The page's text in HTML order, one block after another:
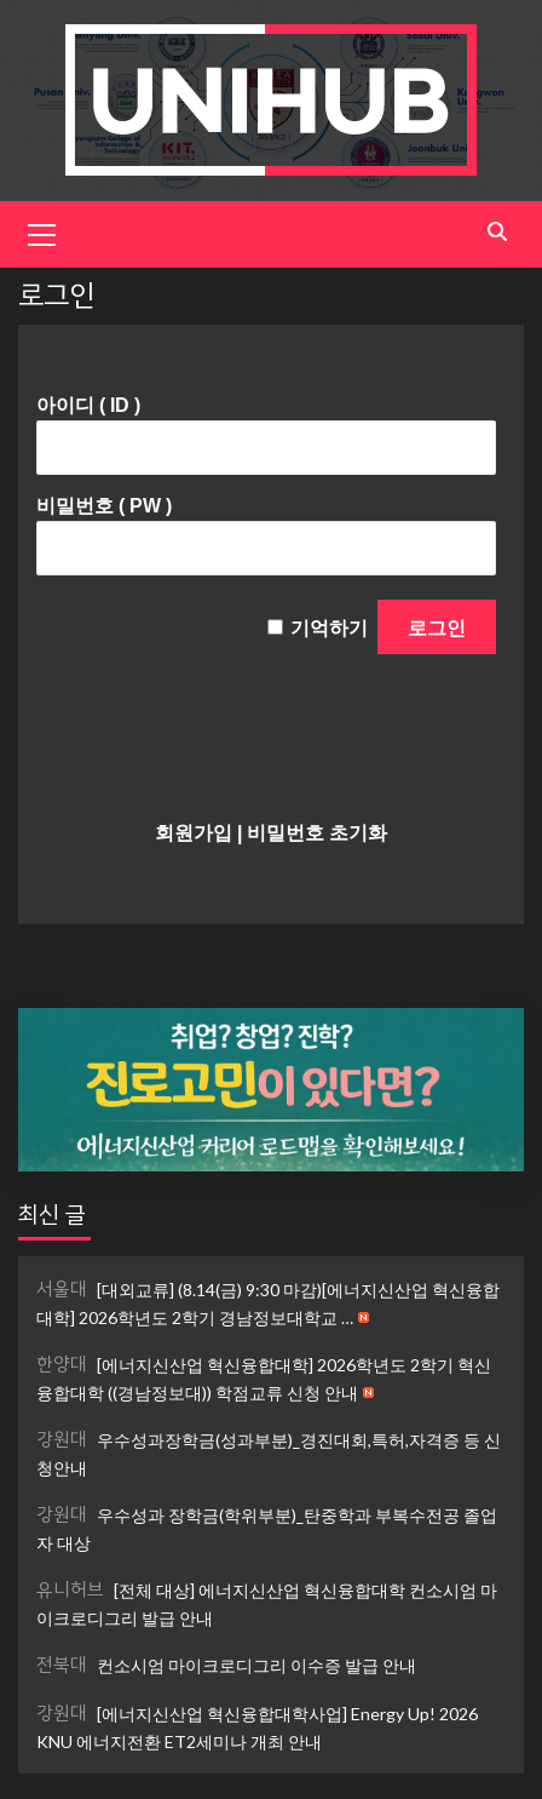
Menu
로그인
아이디 ( ID )
비밀번호 ( PW )
기억하기
회원가입 비밀번호 초기화
최신 글
서울대 [대외교류] (8.14(금) 9:30 마감)[에너지신산업 혁신융합
대학] 2026학년도 2학기 경남정보대학교 …
한양대 [에너지신산업 혁신융합대학] 2026학년도 2학기 혁신
융합대학 ((경남정보대)) 학점교류 신청 안내
강원대
우수성과장학금(성과부분)_경진대회,특허,자격증 등 신
청안내
강원대
우수성과 장학금(학위부분)_탄중학과 부복수전공 졸업
자 대상
유니허브 [전체 대상] 에너지신산업 혁신융합대학 컨소시엄 마
이크로디그리 발급 안내
전북대 컨소시엄 마이크로디그리 이수증 발급 안내
강원대 [에너지신산업 혁신융합대학사업] Energy Up! 2026
KNU 에너지전환 ET2세미나 개최 안내